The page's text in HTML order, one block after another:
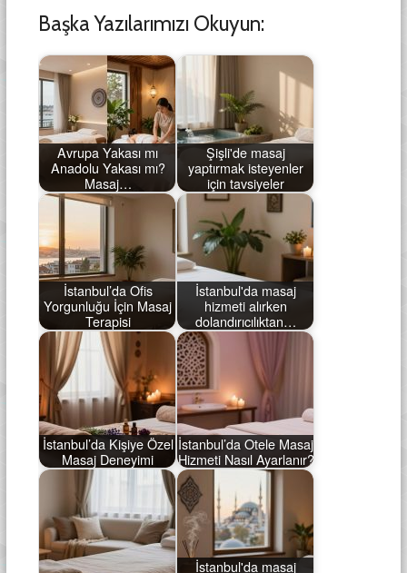
Başka Yazılarımızı Okuyun:
Avrupa Yakası mı
Anadolu Yakası mı?
Masaj…
Şişli'de masaj
yaptırmak isteyenler
için tavsiyeler
İstanbul’da Ofis
Yorgunluğu İçin Masaj
Terapisi
İstanbul'da masaj
hizmeti alırken
dolandırıcılıktan…
İstanbul’da Kişiye Özel
Masaj Deneyimi
İstanbul’da Otele Masaj
Hizmeti Nasıl Ayarlanır?
İstanbul'da masaj